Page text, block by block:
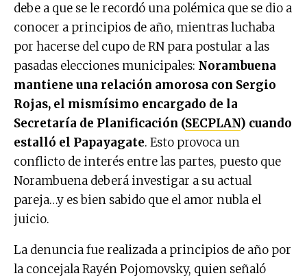
debe a que se le recordó una polémica que se dio a
conocer a principios de año, mientras luchaba
por hacerse del cupo de RN para postular a las
pasadas elecciones municipales: Norambuena
mantiene una relación amorosa con Sergio
Rojas, el mismísimo encargado de la
Secretaría de Planificación (SECPLAN) cuando
estalló el Papayagate. Esto provoca un
conflicto de interés entre las partes, puesto que
Norambuena deberá investigar a su actual
pareja…y es bien sabido que el amor nubla el
juicio.
La denuncia fue realizada a principios de año por
la concejala Rayén Pojomovsky, quien señaló